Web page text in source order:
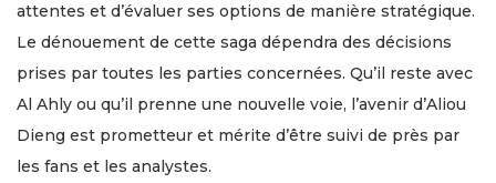
attentes et d’évaluer ses options de manière stratégique.
Le dénouement de cette saga dépendra des décisions
prises par toutes les parties concernées. Qu’il reste avec
Al Ahly ou qu’il prenne une nouvelle voie, l’avenir d’Aliou
Dieng est prometteur et mérite d’être suivi de près par
les fans et les analystes.